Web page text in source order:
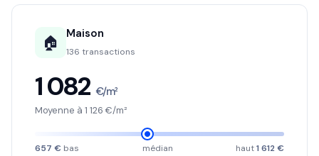
🏠 Maison
136 transactions
1 082 €/m²
Moyenne à 1 126 €/m²
657 € bas médian haut1 612 €